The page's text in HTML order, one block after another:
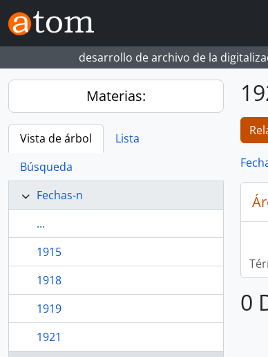
Skip to main content
desarrollo de archivo de la
Materias:
Vista de árbol
Lista
Búsqueda
Fechas-n
...
1915
1918
1919
1921
0